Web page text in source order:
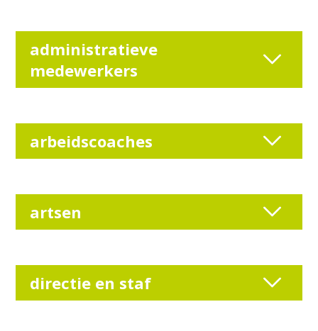
administratieve
medewerkers
arbeidscoaches
artsen
directie en staf